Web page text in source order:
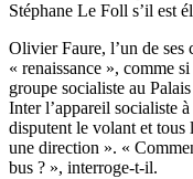
Stéphane Le Foll s’il est
Olivier Faure, l’un de
« renaissance », comme
groupe socialiste au
Inter l’appareil socialiste
disputent le volant et tous
une direction ». «
bus ? », interroge-t-il.